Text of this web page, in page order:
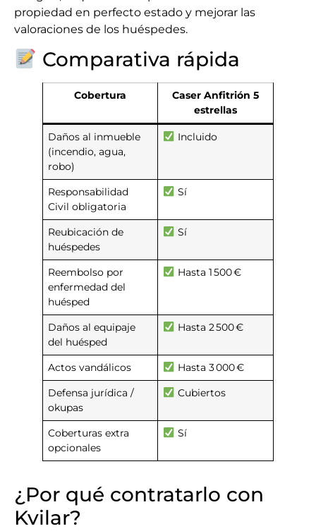
propiedad en perfecto estado y mejorar las
valoraciones de los huéspedes.
Comparativa rápida
Cobertura
Caser Anfitrión 5
estrellas
Daños al inmueble
(incendio, agua,
robo)
Incluido
Responsabilidad
Civil obligatoria
Sí
Reubicación de
huéspedes
Sí
Reembolso por
enfermedad del
huésped
Hasta 1 500 €
Daños al equipaje
del huésped
Hasta 2 500 €
Actos vandálicos
Hasta 3 000 €
Defensa jurídica /
okupas
Cubiertos
Coberturas extra
opcionales
Sí
¿Por qué contratarlo con
Kvilar?